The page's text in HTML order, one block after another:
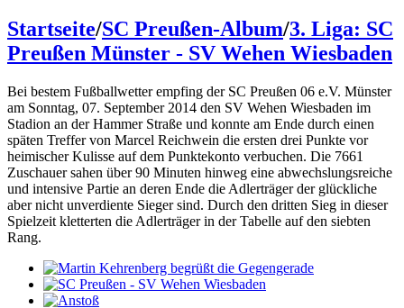
Startseite/SC Preußen-Album/3. Liga: SC
Preußen Münster - SV Wehen Wiesbaden
Bei bestem Fußballwetter empfing der SC Preußen 06 e.V. Münster
am Sonntag, 07. September 2014 den SV Wehen Wiesbaden im
Stadion an der Hammer Straße und konnte am Ende durch einen
späten Treffer von Marcel Reichwein die ersten drei Punkte vor
heimischer Kulisse auf dem Punktekonto verbuchen. Die 7661
Zuschauer sahen über 90 Minuten hinweg eine abwechslungsreiche
und intensive Partie an deren Ende die Adlerträger der glückliche
aber nicht unverdiente Sieger sind. Durch den dritten Sieg in dieser
Spielzeit kletterten die Adlerträger in der Tabelle auf den siebten
Rang.